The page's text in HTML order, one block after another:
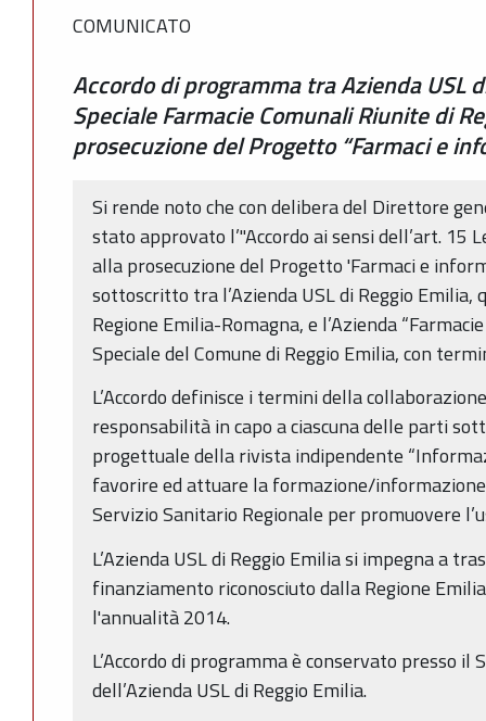
COMUNICATO
Accordo di programma tra Azienda USL
Speciale Farmacie Comunali Riunite di
prosecuzione del Progetto “Farmaci e
Si rende noto che con delibera del Direttore
stato approvato l’"Accordo ai sensi dell’art. 15
alla prosecuzione del Progetto 'Farmaci e
sottoscritto tra l’Azienda USL di Reggio Emilia,
Regione Emilia-Romagna, e l’Azienda
Speciale del Comune di Reggio Emilia, con
L’Accordo definisce i termini della
responsabilità in capo a ciascuna delle parti
progettuale della rivista indipendente
favorire ed attuare la formazione/
Servizio Sanitario Regionale per promuovere
L’Azienda USL di Reggio Emilia si impegna a
finanziamento riconosciuto dalla Regione
l'annualità 2014.
L’Accordo di programma è conservato presso
dell’Azienda USL di Reggio Emilia.